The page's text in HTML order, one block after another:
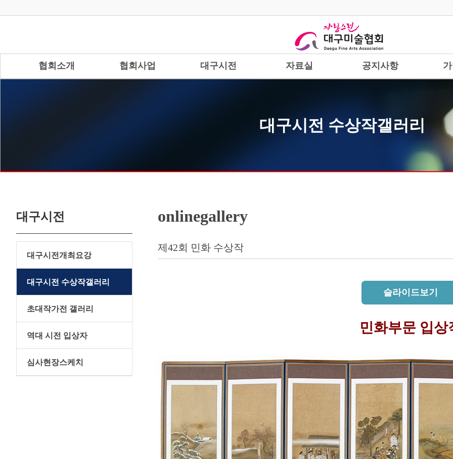
협회소개 협회사업 대구시전 자료실 공지사항
대구시전 수상작갤러리
대구시전
대구시전개최요강
대구시전 수상작갤러리
초대작가전 갤러리
역대 시전 입상자
심사현장스케치
onlinegallery
제42회 민화 수상작
슬라이드보기
민화부문 입상